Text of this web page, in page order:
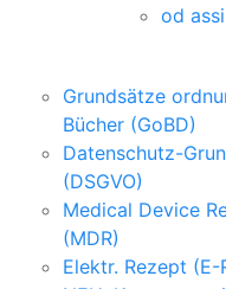
od
Grundsätze
Bücher (GoBD)
Datenschutz-
(DSGVO)
Medical Device
(MDR)
Elektr. Rezept (E-